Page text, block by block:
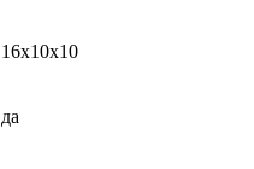
16x10x10
да